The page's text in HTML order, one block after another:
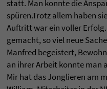
statt. Man konnte die
spüren.Trotz allem haben
Auftritt war ein voller
gemacht, so viel neue
Manfred begeistert,
an ihrer Arbeit konnte man
Mir hat das Jonglieren am